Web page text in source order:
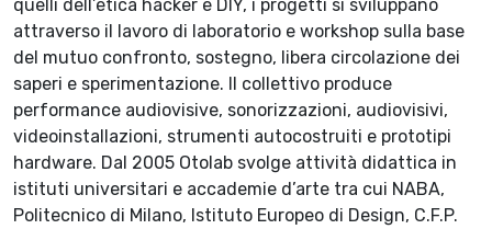
quelli dell’etica hacker e DIY, i progetti si sviluppano
attraverso il lavoro di laboratorio e workshop sulla base
del mutuo confronto, sostegno, libera circolazione dei
saperi e sperimentazione. Il collettivo produce
performance audiovisive, sonorizzazioni, audiovisivi,
videoinstallazioni, strumenti autocostruiti e prototipi
hardware. Dal 2005 Otolab svolge attività didattica in
istituti universitari e accademie d’arte tra cui NABA,
Politecnico di Milano, Istituto Europeo di Design, C.F.P.